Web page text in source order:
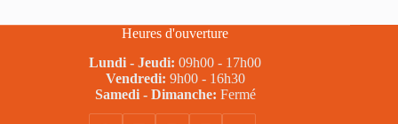
Heures d'ouverture
Lundi - Jeudi: 09h00 - 17h00
Vendredi: 9h00 - 16h30
Samedi - Dimanche: Fermé